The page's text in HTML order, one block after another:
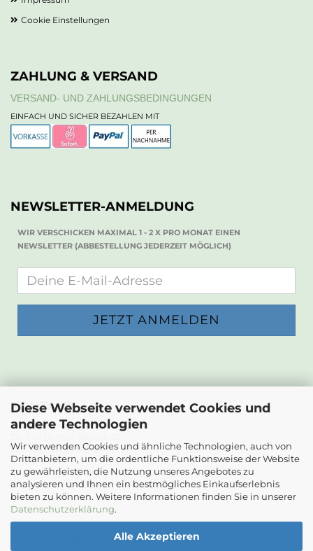
Diese Webseite verwendet Cookies und
andere Technologien
Wir verwenden Cookies und ähnliche Technologien, auch von
Drittanbietern, um die ordentliche Funktionsweise der Website
zu gewährleisten, die Nutzung unseres Angebotes zu
analysieren und Ihnen ein bestmögliches Einkaufserlebnis
bieten zu können. Weitere Informationen finden Sie in unserer
Datenschutzerklärung.
Alle Akzeptieren
Cookie Einstellungen
ZAHLUNG & VERSAND
VERSAND- UND ZAHLUNGSBEDINGUNGEN
EINFACH UND SICHER BEZAHLEN MIT
NEWSLETTER-ANMELDUNG
WIR VERSCHICKEN MAXIMAL 1 - 2 X PRO MONAT EINEN
NEWSLETTER (ABBESTELLUNG JEDERZEIT MÖGLICH)
KONTAKT
Die Papierwerkstatt
2232 Deutsch-Wagram
Email: info@diepapierwerkstatt.at
Tel. +43 664 5261978
Kontaktformular